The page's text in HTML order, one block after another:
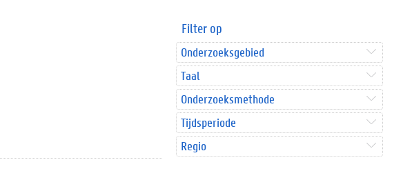
Filter op
Onderzoeksgebied
Taal
Onderzoeksmethode
Tijdsperiode
Regio